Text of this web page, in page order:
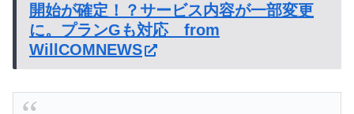
開始が確定！？サービス内容が一部変更
に。プランGも対応 from
WillCOMNEWS